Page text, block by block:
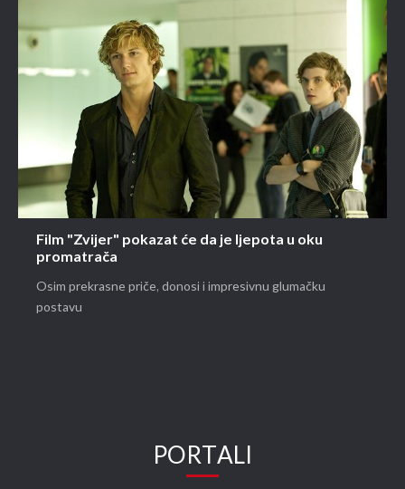
Film "Zvijer" pokazat će da je ljepota u oku
promatrača
Osim prekrasne priče, donosi i impresivnu glumačku
postavu
PORTALI